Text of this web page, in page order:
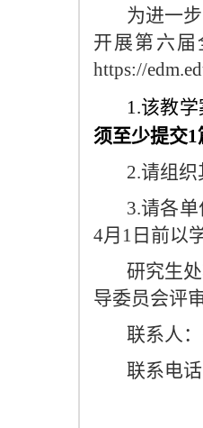
为进一
开展第六
https://
1.该教学
须至少提交1
2.请组
3.请各
4月1日前以
研究生
导委员会评
联系人
联系电